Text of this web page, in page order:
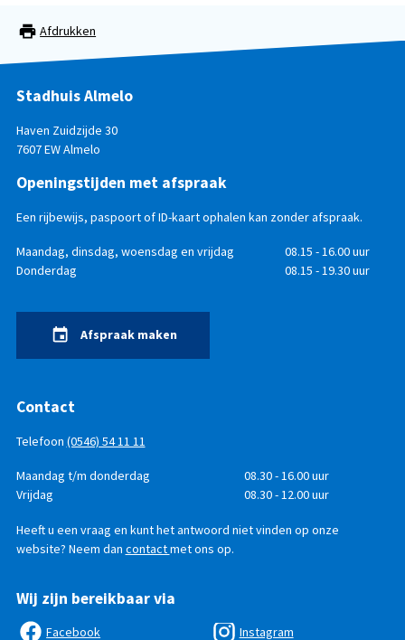
Afdrukken
Stadhuis Almelo
Haven Zuidzijde 30
7607 EW Almelo
Openingstijden met afspraak
Een rijbewijs, paspoort of ID-kaart ophalen kan zonder afspraak.
Openingstijden
DagTijd
Maandag, dinsdag, woensdag en vrijdag
08.15 - 16.00 uur
Donderdag
08.15 - 19.30 uur
Afspraak maken
Contact
Telefoon (0546) 54 11 11
Telefonisch
bereikbaar
DagTijd
Maandag t/m donderdag
08.30 - 16.00 uur
Vrijdag
08.30 - 12.00 uur
Heeft u een vraag en kunt het antwoord niet vinden op onze
website? Neem dan contactmet ons op.
Wij zijn bereikbaar via
Facebook Instagram